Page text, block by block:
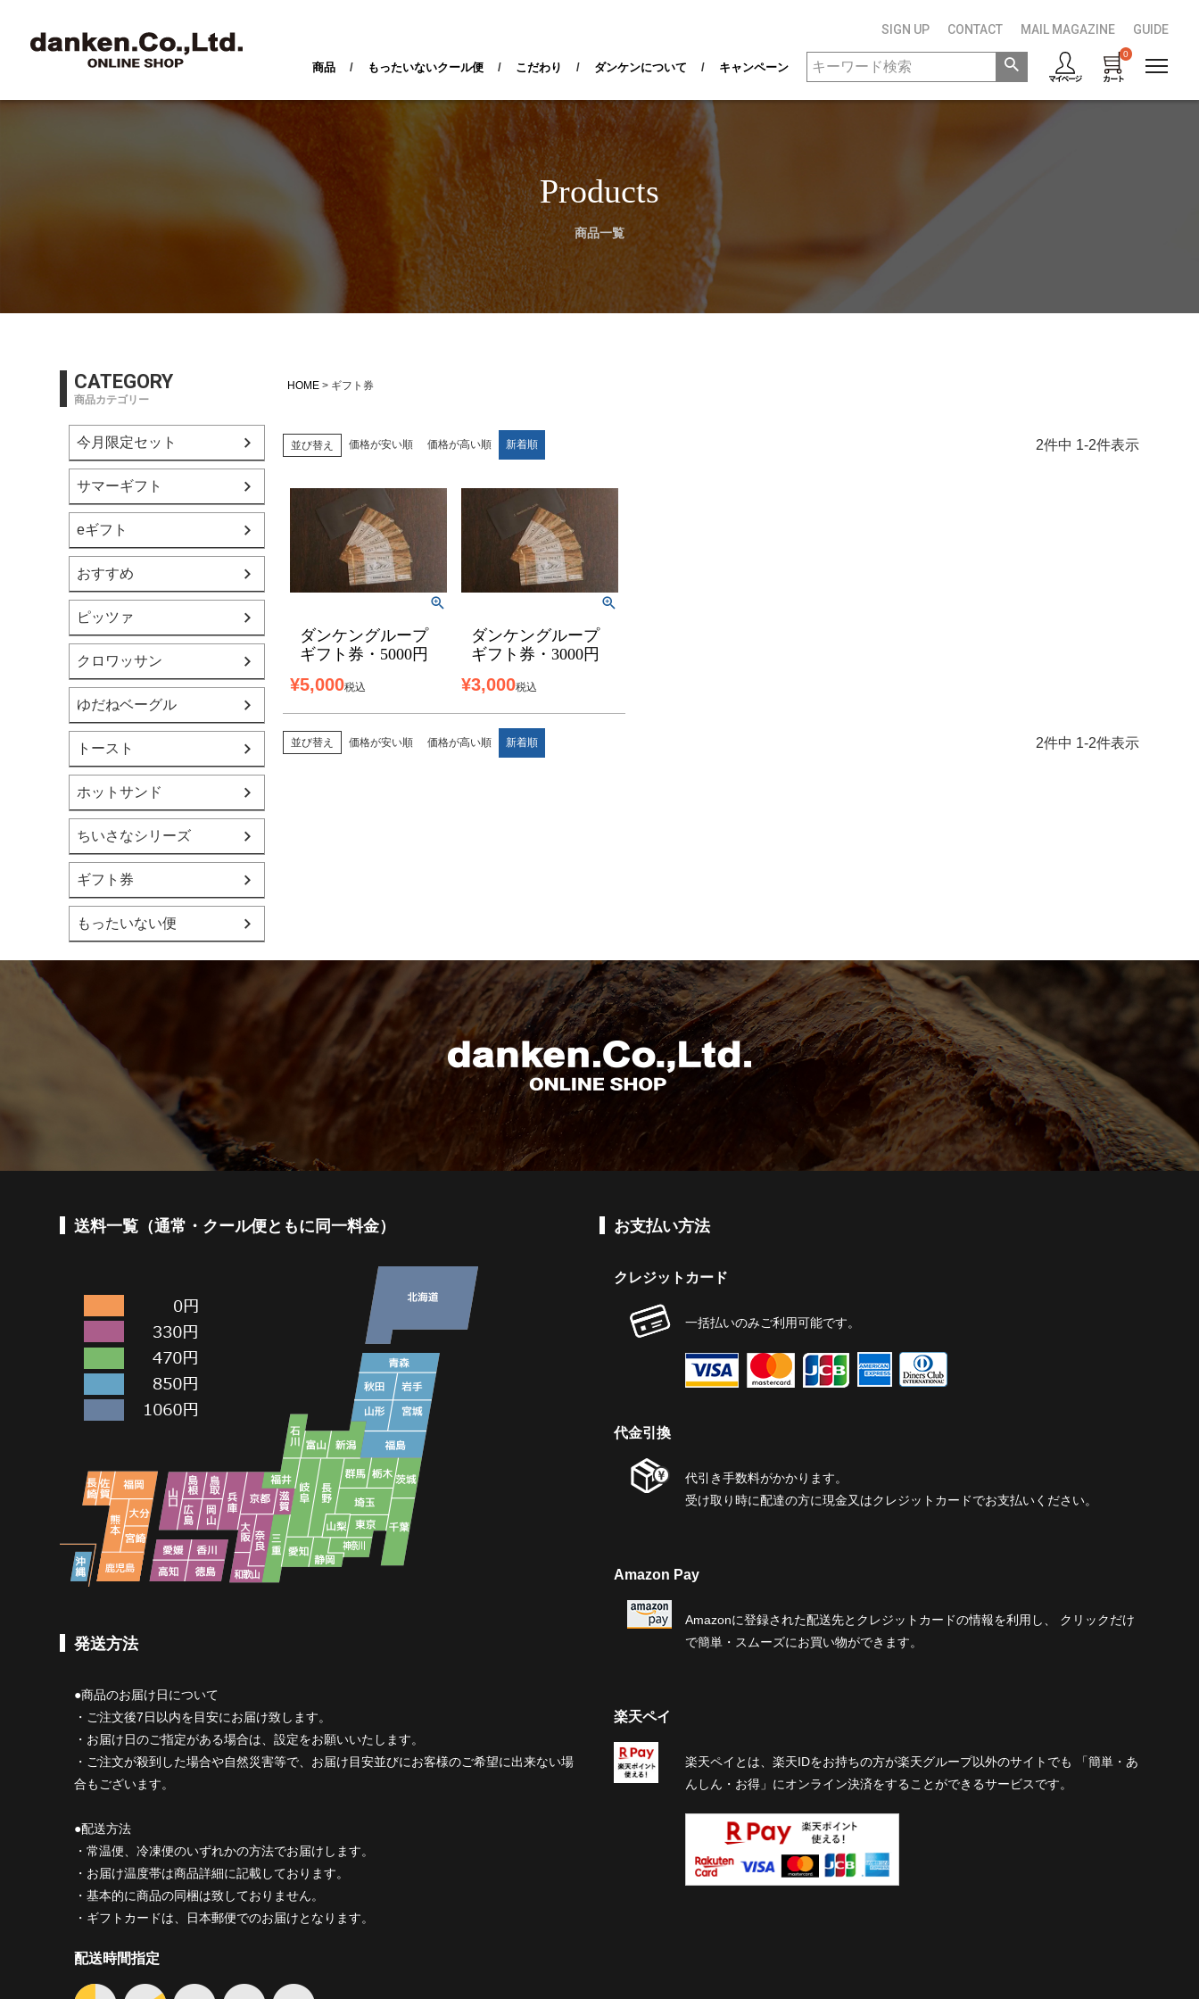
SIGN UP CONTACT MAIL MAGAZINE GUIDE
商品 / もったいないクール便 / こだわり / ダンケンについて / キャンペーン
検索
0
Products
商品一覧
CATEGORY
商品カテゴリー
今月限定セット
サマーギフト
eギフト
おすすめ
ピッツァ
クロワッサン
ゆだねベーグル
トースト
ホットサンド
ちいさなシリーズ
ギフト券
もったいない便
HOME ギフト券
並び替え 価格が安い順 価格が高い順 新着順 2件中 1-2件表示
ダンケングループ
ギフト券・5000円
¥5,000税込
ダンケングループ
ギフト券・3000円
¥3,000税込
並び替え 価格が安い順 価格が高い順 新着順 2件中 1-2件表示
送料一覧（通常・クール便ともに同一料金）
発送方法
●商品のお届け日について
・ご注文後7日以内を目安にお届け致します。
・お届け日のご指定がある場合は、設定をお願いいたします。
・ご注文が殺到した場合や自然災害等で、お届け目安並びにお客様のご希望に出来ない場
合もございます。
●配送方法
・常温便、冷凍便のいずれかの方法でお届けします。
・お届け温度帯は商品詳細に記載しております。
・基本的に商品の同梱は致しておりません。
・ギフトカードは、日本郵便でのお届けとなります。
配送時間指定
お支払い方法
クレジットカード
一括払いのみご利用可能です。
代金引換
代引き手数料がかかります。
受け取り時に配達の方に現金又はクレジットカードでお支払いください。
Amazon Pay
Amazonに登録された配送先とクレジットカードの情報を利用し、 クリックだけ
で簡単・スムーズにお買い物ができます。
楽天ペイ
楽天ペイとは、楽天IDをお持ちの方が楽天グループ以外のサイトでも 「簡単・あ
んしん・お得」にオンライン決済をすることができるサービスです。